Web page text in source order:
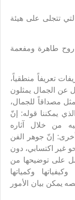
تتجلى على هيئة
طاهرة ومفعمة
تعريفاً منطقياً،
عن الجمال يمثلون
مصداقاً للجمال،
يمكننا قوله: إنّ
من خلال آثاره
أخرى: إنّ جوهر الفن
غير اكتسابي، دون
على توضيحها من
وكمياتها
يمكن بيان الأمور